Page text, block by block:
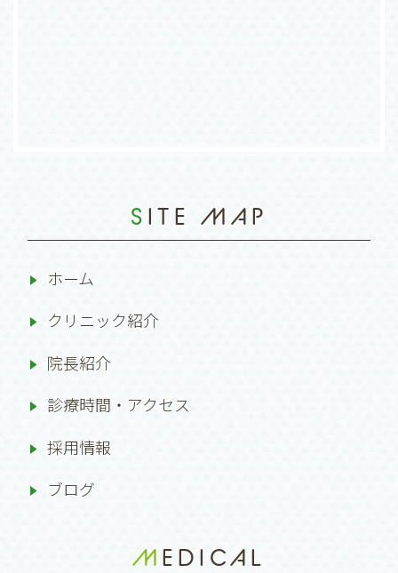
SITE MAP
ホーム
クリニック紹介
院長紹介
診療時間・アクセス
採用情報
ブログ
MEDICAL